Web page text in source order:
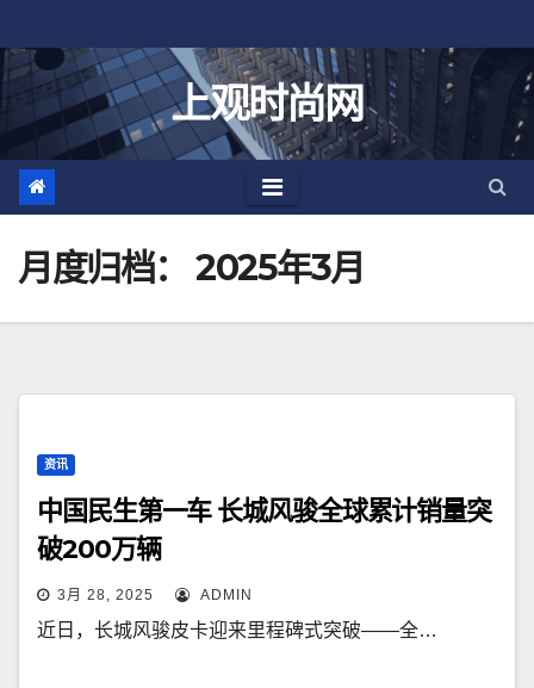
至
上观时尚网
月度归档： 2025年3月
资讯
中国民生第一车 长城风骏全球累计销量突
破200万辆
3月 28, 2025 ADMIN
近日，长城风骏皮卡迎来里程碑式突破——全…